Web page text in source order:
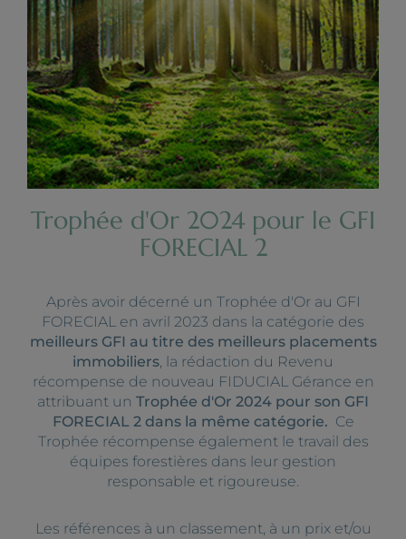
Trophée d'Or 2024 pour le GFI
FORECIAL 2
Après avoir décerné un Trophée d'Or au GFI
FORECIAL en avril 2023 dans la catégorie des
meilleurs GFI au titre des meilleurs placements
immobiliers, la rédaction du Revenu
récompense de nouveau FIDUCIAL Gérance en
attribuant un Trophée d'Or 2024 pour son GFI
FORECIAL 2 dans la même catégorie. Ce
Trophée récompense également le travail des
équipes forestières dans leur gestion
responsable et rigoureuse.
Les références à un classement, à un prix et/ou